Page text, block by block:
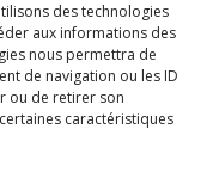
des technologies
aux informations des
nous permettra de
de navigation ou les ID
ou de retirer son
caractéristiques
blocages
sont
et restaurer